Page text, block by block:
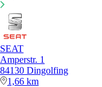
SEAT
Amperstr. 1
84130 Dingolfing
1,66 km